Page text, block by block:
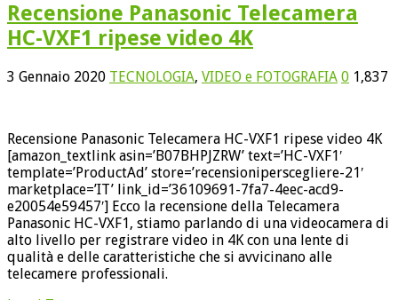
Recensione Panasonic Telecamera
HC-VXF1 ripese video 4K
3 Gennaio 2020 TECNOLOGIA, VIDEO e FOTOGRAFIA 0 1,837
Recensione Panasonic Telecamera HC-VXF1 ripese video 4K
[amazon_textlink asin=’B07BHPJZRW’ text=’HC-VXF1′
template=’ProductAd’ store=’recensioniperscegliere-21′
marketplace=’IT’ link_id=’36109691-7fa7-4eec-acd9-
e20054e59457′] Ecco la recensione della Telecamera
Panasonic HC-VXF1, stiamo parlando di una videocamera di
alto livello per registrare video in 4K con una lente di
qualità e delle caratteristiche che si avvicinano alle
telecamere professionali.